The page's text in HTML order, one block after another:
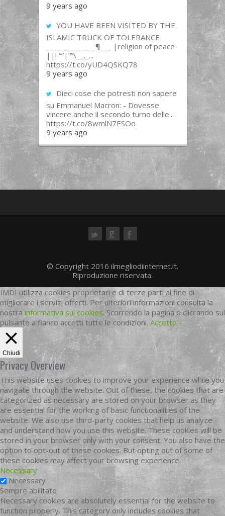
9 years ago
YOU HAVE BEEN VISITED BY THE
ISLAMIC TRUCK OF TOLERANCE
______________¶___ |religion of peace
||l “”|””\__,_...
https://t.co/yUD4QSKQ78
9 years ago
Dieci cose che potresti non sapere
su Emmanuel Macron: - Dovesse
vincere anche il secondo turno delle...
https://t.co/8wmlN7ESOo
9 years ago
© Copyright 2016 ilmegliodiinternet.it.
Riproduzione riservata.
IMDI utilizza cookies proprietari e di terze parti al fine di
migliorare i servizi offerti. Per ulteriori informazioni consulta la
nostrainformativa sui cookies. Scorrendo la pagina o cliccando sul
pulsante a fianco accetti tutte le condizioni. Accetto
Chiudi
Privacy Overview
This website uses cookies to improve your experience while you
navigate through the website. Out of these, the cookies that are
categorized as necessary are stored on your browser as they
are essential for the working of basic functionalities of the
website. We also use third-party cookies that help us analyze
and understand how you use this website. These cookies will be
stored in your browser only with your consent. You also have the
option to opt-out of these cookies. But opting out of some of
these cookies may affect your browsing experience.
Necessary
Necessary
Sempre abilitato
Necessary cookies are absolutely essential for the website to
function properly. This category only includes cookies that